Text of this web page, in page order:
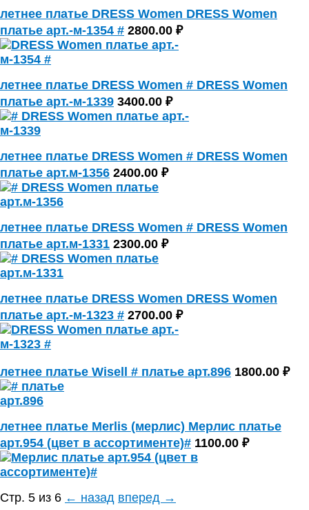
летнее платье DRESS Women DRESS Women
платье арт.-м-1354 # 2800.00 ₽
летнее платье DRESS Women # DRESS Women
платье арт.-м-1339 3400.00 ₽
летнее платье DRESS Women # DRESS Women
платье арт.м-1356 2400.00 ₽
летнее платье DRESS Women # DRESS Women
платье арт.м-1331 2300.00 ₽
летнее платье DRESS Women DRESS Women
платье арт.-м-1323 # 2700.00 ₽
летнее платье Wisell # платье арт.896 1800.00 ₽
летнее платье Merlis (мерлис) Мерлис платье
арт.954 (цвет в ассортименте)# 1100.00 ₽
Стр. 5 из 6 ← назад вперед →